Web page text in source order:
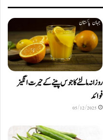
روزانہ مالٹے کا جوس پینے کے حیرت انگیز
فوائد
05/12/2025